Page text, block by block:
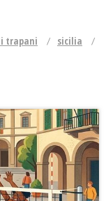
trapani
sicilia